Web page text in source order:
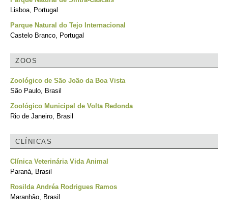
Lisboa, Portugal
Parque Natural do Tejo Internacional
Castelo Branco, Portugal
ZOOS
Zoológico de São João da Boa Vista
São Paulo, Brasil
Zoológico Municipal de Volta Redonda
Rio de Janeiro, Brasil
CLÍNICAS
Clínica Veterinária Vida Animal
Paraná, Brasil
Rosilda Andréa Rodrigues Ramos
Maranhão, Brasil